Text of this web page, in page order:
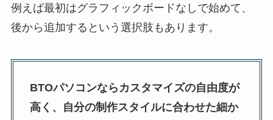
例えば最初はグラフィックボードなしで始めて、
後から追加するという選択肢もあります。
BTOパソコンならカスタマイズの自由度が
高く、自分の制作スタイルに合わせた細か